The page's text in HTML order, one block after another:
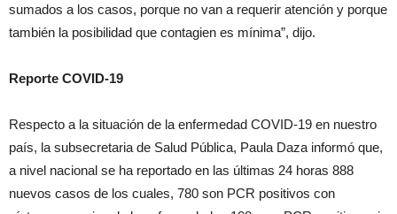
sumados a los casos, porque no van a requerir atención y porque
también la posibilidad que contagien es mínima”, dijo.
Reporte COVID-19
Respecto a la situación de la enfermedad COVID-19 en nuestro
país, la subsecretaria de Salud Pública, Paula Daza informó que,
a nivel nacional se ha reportado en las últimas 24 horas 888
nuevos casos de los cuales, 780 son PCR positivos con